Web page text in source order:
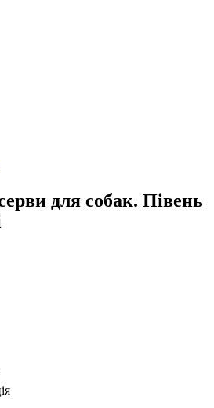
для собак. Півень